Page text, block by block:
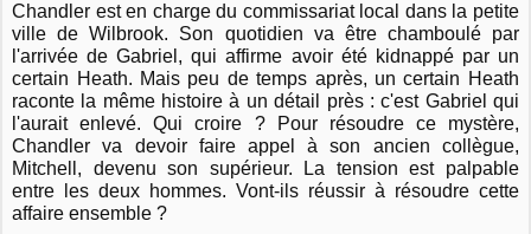
Chandler est en charge du commissariat local dans la petite
ville de Wilbrook. Son quotidien va être chamboulé par
l'arrivée de Gabriel, qui affirme avoir été kidnappé par un
certain Heath. Mais peu de temps après, un certain Heath
raconte la même histoire à un détail près : c'est Gabriel qui
l'aurait enlevé. Qui croire ? Pour résoudre ce mystère,
Chandler va devoir faire appel à son ancien collègue,
Mitchell, devenu son supérieur. La tension est palpable
entre les deux hommes. Vont-ils réussir à résoudre cette
affaire ensemble ?